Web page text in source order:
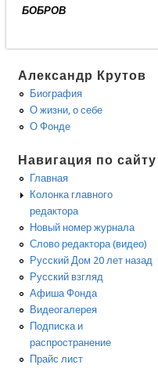
БОБРОВ
Александр Крутов
Биография
О жизни, о себе
О Фонде
Навигация по сайту
Главная
Колонка главного
редактора
Новый номер журнала
Слово редактора (видео)
Русский Дом 20 лет назад
Русский взгляд
Афиша Фонда
Видеогалерея
Подписка и
распространение
Прайс лист